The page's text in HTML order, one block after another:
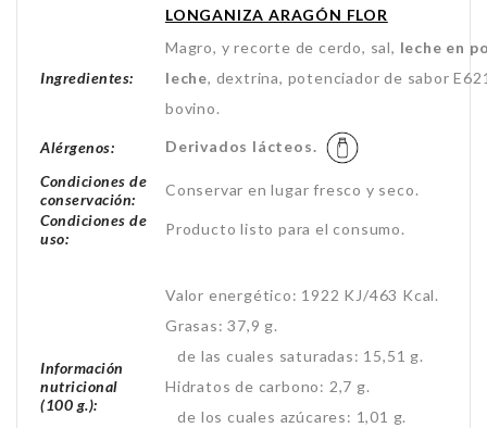
LONGANIZA ARAGÓN FLOR
Ingredientes:
Magro, y recorte de cerdo, sal, leche en
leche, dextrina, potenciador de sabor
bovino.
Alérgenos:
Derivados lácteos.
Condiciones de
conservación:
Conservar en lugar fresco y seco.
Condiciones de
uso:
Producto listo para el consumo.
Información
nutricional
(100 g.):
Valor energético: 1922 KJ/463 Kcal.
Grasas: 37,9 g.
de las cuales saturadas: 15,51 g.
Hidratos de carbono: 2,7 g.
de los cuales azúcares: 1,01 g.